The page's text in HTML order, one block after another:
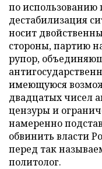
по
дестабилизация
носит
стороны, партию
рупор,
имеющуюся
двадцатых чисел
цензуры и
намеренно
обвинить власти
перед так
политолог.